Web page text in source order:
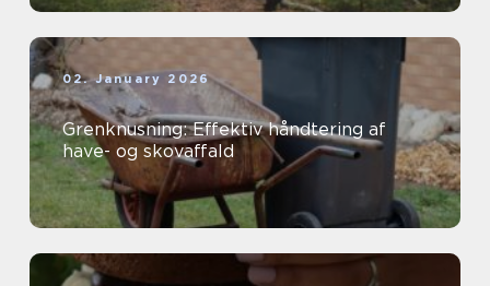
02. January 2026
Grenknusning: Effektiv håndtering af
have- og skovaffald